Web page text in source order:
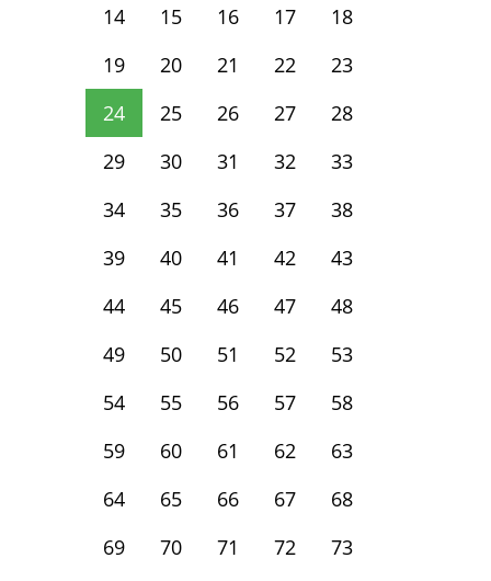
14
15 16 17
18
19
20 21 22
23
24
25 26 27
28
29
30 31 32
33
34
35 36 37
38
39
40 41 42
43
44
45 46 47
48
49
50 51 52
53
54
55 56 57
58
59
60 61 62
63
64
65 66 67
68
69
70 71 72
73